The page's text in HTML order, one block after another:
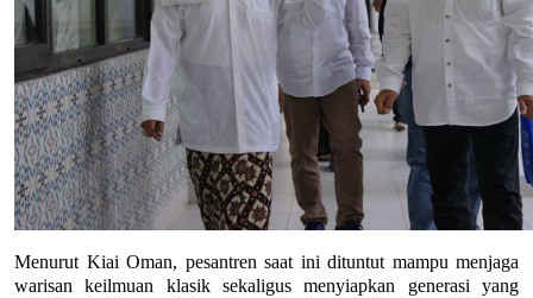
Menurut Kiai Oman, pesantren saat ini dituntut mampu menjaga
warisan keilmuan klasik sekaligus menyiapkan generasi yang